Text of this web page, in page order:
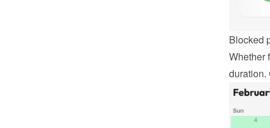
Blocked
Whether
duration.